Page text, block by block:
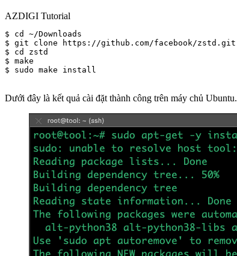
AZDIGI Tutorial
$ cd ~/Downloads
$ git clone https://github.com/facebook/zstd.git
$ cd zstd
$ make
$ sudo make install
Dưới đây là kết quả cài đặt thành công trên máy chủ Ubuntu.